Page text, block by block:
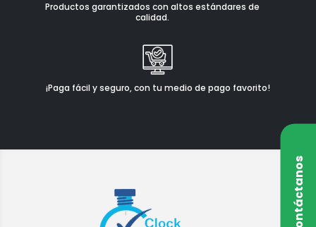
Productos garantizados con altos estándares de
calidad.
¡Paga fácil y seguro, con tu medio de pago favorito!
Contáctanos